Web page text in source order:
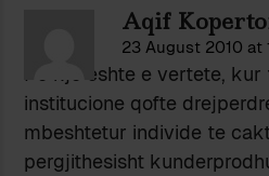
Aqif
23 August 2010 at
Po kjo eshte e vertete, kur
institucione qofte
mbeshtetur individe te
pergjithesisht